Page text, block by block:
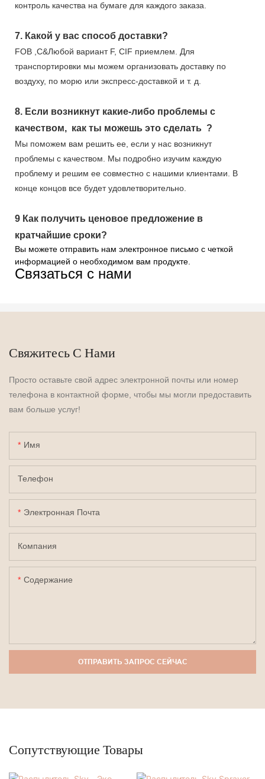
контроль качества на бумаге для каждого заказа.
7. Какой у вас способ доставки?
FOB ,C&Любой вариант F, CIF приемлем. Для
транспортировки мы можем организовать доставку по
воздуху, по морю или экспресс-доставкой и т. д.
8. Если возникнут какие-либо проблемы с
качеством, как ты можешь это сделать ?
Мы поможем вам решить ее, если у нас возникнут
проблемы с качеством. Мы подробно изучим каждую
проблему и решим ее совместно с нашими клиентами. В
конце концов все будет удовлетворительно.
9 Как получить ценовое предложение в
кратчайшие сроки?
Вы можете отправить нам электронное письмо с четкой
информацией о необходимом вам продукте.
Связаться с нами
Свяжитесь С Нами
Просто оставьте свой адрес электронной почты или номер
телефона в контактной форме, чтобы мы могли предоставить
вам больше услуг!
Имя
Телефон
Электронная Почта
Компания
Содержание
ОТПРАВИТЬ ЗАПРОС СЕЙЧАС
Сопутствующие Товары